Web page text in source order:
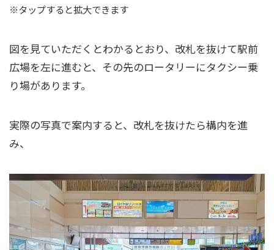
※タップすると拡大できます
図を見ていただくとわかるとおり、改札を抜けて駅前
広場を左に進むと、その先のロータリーにタクシー乗
り場があります。
実際の写真で案内すると、改札を抜けたら構内を進
み、